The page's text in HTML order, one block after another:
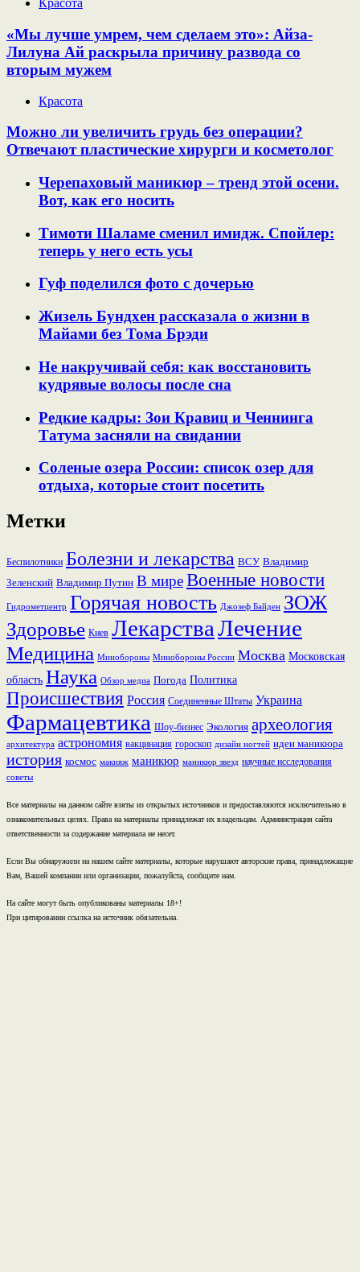
Красота
«Мы лучше умрем, чем сделаем это»: Айза-
Лилуна Ай раскрыла причину развода со
вторым мужем
Красота
Можно ли увеличить грудь без операции?
Отвечают пластические хирурги и косметолог
Черепаховый маникюр – тренд этой осени.
Вот, как его носить
Тимоти Шаламе сменил имидж. Спойлер:
теперь у него есть усы
Гуф поделился фото с дочерью
Жизель Бундхен рассказала о жизни в
Майами без Тома Брэди
Не накручивай себя: как восстановить
кудрявые волосы после сна
Редкие кадры: Зои Кравиц и Ченнинга
Татума засняли на свидании
Соленые озера России: список озер для
отдыха, которые стоит посетить
Метки
Беспилотники Болезни и лекарства ВСУ Владимир
Зеленский Владимир Путин В миреВоенные новости
Гидрометцентр Горячая новость Джозеф Байден ЗОЖ
Здоровье Киев ЛекарстваЛечение
Медицина Минобороны Минобороны России Москва Московская
область Наука Обзор медиа Погода Политика
Происшествия Россия Соединенные Штаты Украина
Фармацевтика Шоу-бизнес Экология археология
архитектура астрономия вакцинация гороскоп дизайн ногтей идеи маникюра
история космос макияж маникюр маникюр звезд научные исследования
советы
Все материалы на данном сайте взяты из открытых источников и предоставляются исключительно в
ознакомительных целях. Права на материалы принадлежат их владельцам. Администрация сайта
ответственности за содержание материала не несет.
Если Вы обнаружили на нашем сайте материалы, которые нарушают авторские права, принадлежащие
Вам, Вашей компании или организации, пожалуйста, сообщите нам.
На сайте могут быть опубликованы материалы 18+!
При цитировании ссылка на источник обязательна.